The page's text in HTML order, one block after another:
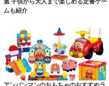
選 子供から大人まで楽しめる定番ゲー
ムも紹介